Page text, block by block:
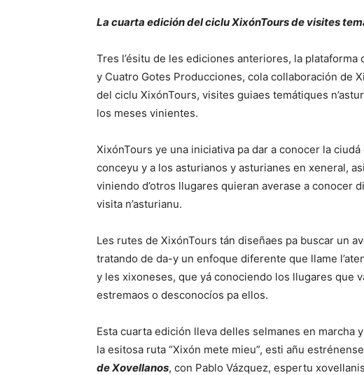
La cuarta edición del ciclu XixónTours de visites
Tres l’ésitu de les ediciones anteriores, la
y Cuatro Gotes Producciones, cola collaboración de
del ciclu XixónTours, visites guiaes temátiques
los meses vinientes.
XixónTours ye una iniciativa pa dar a conocer la
conceyu y a los asturianos y asturianes en xeneral,
viniendo d’otros llugares quieran averase a conocer
visita n’asturianu.
Les rutes de XixónTours tán diseñaes pa buscar un
tratando de da-y un enfoque diferente que llame
y les xixoneses, que yá conociendo los llugares que
estremaos o desconocíos pa ellos.
Esta cuarta edición lleva delles selmanes en marcha
la esitosa ruta “Xixón mete mieu”, esti añu
de Xovellanos, con Pablo Vázquez, espertu